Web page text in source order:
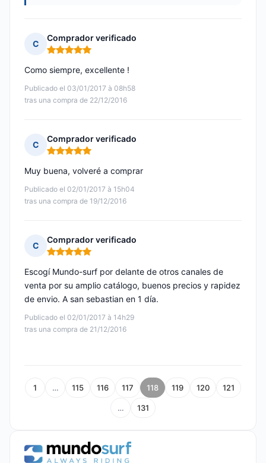
C
Comprador verificado
Nota: 5 de 5
Publicado el 03/01/2017 à 08h58
tras una compra de 22/12/2016
Como siempre, excellente !
C
Comprador verificado
Nota: 5 de 5
Publicado el 02/01/2017 à 15h04
tras una compra de 19/12/2016
Muy buena, volveré a comprar
C
Comprador verificado
Nota: 5 de 5
Publicado el 02/01/2017 à 14h29
tras una compra de 21/12/2016
Escogí Mundo-surf por delante de otros canales de
venta por su amplio catálogo, buenos precios y rapidez
de envio. A san sebastian en 1 día.
1 … 115 116 117 118 119 120 121
… 131